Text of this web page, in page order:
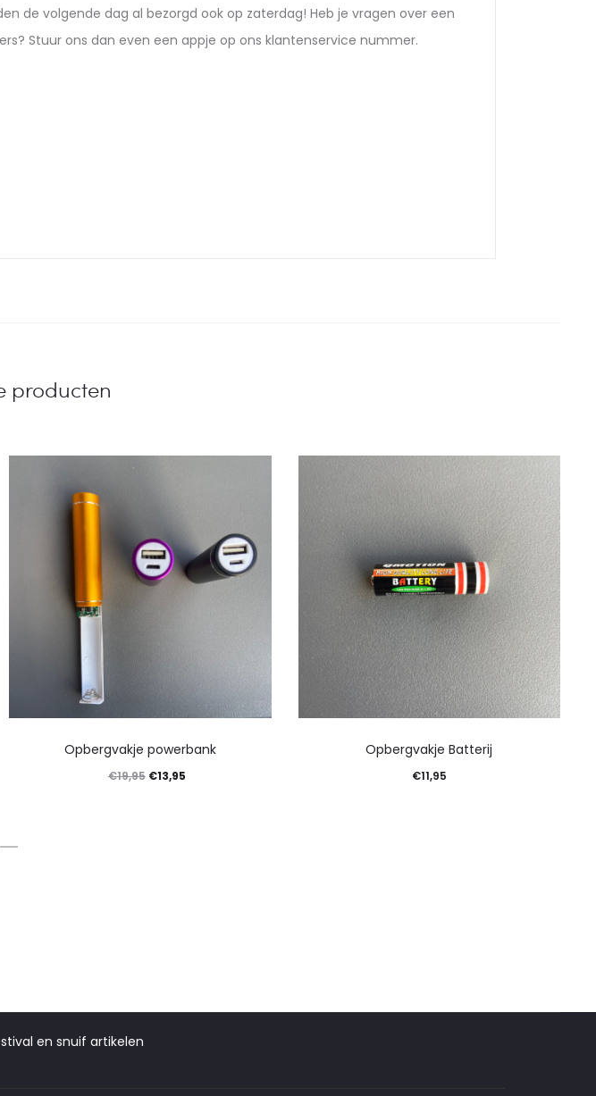
de volgende dag al bezorgd ook op zaterdag! Heb je vragen over een
Stuur ons dan even een appje op ons klantenservice nummer.
producten
Opbergvakje powerbank
€19,95 €13,95
Opbergvakje Batterij
€11,95
en snuif artikelen